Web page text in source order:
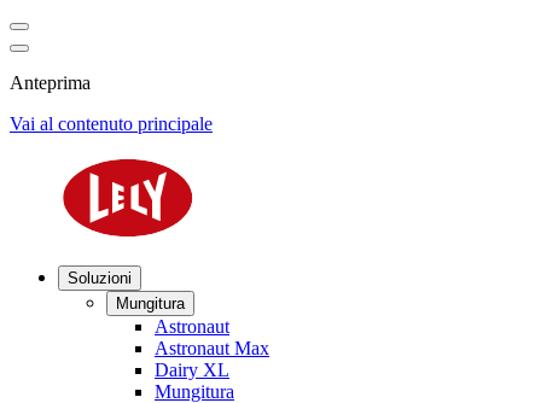
Anteprima
Vai al contenuto principale
Soluzioni
Mungitura
Astronaut
Astronaut Max
Dairy XL
Mungitura